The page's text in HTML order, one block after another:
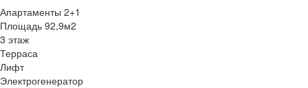
Апартаменты 2+1
Площадь 92,9м2
3 этаж
Терраса
Лифт
Электрогенератор